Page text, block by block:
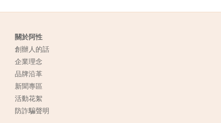
關於阿性
創辦人的話
企業理念
品牌沿革
新聞專區
活動花絮
防詐騙聲明